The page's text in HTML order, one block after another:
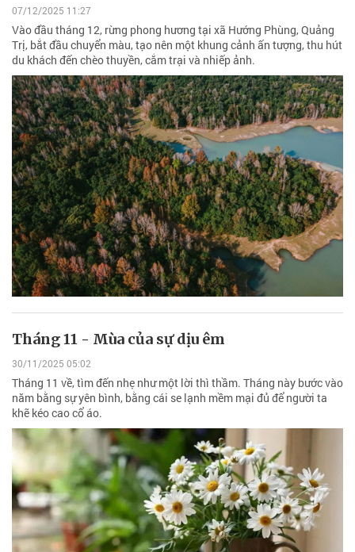
07/12/2025 11:27
Vào đầu tháng 12, rừng phong hương tại xã Hướng Phùng, Quảng
Trị, bắt đầu chuyển màu, tạo nên một khung cảnh ấn tượng, thu hút
du khách đến chèo thuyền, cắm trại và nhiếp ảnh.
Tháng 11 - Mùa của sự dịu êm
30/11/2025 05:02
Tháng 11 về, tìm đến nhẹ như một lời thì thầm. Tháng này bước vào
năm bằng sự yên bình, bằng cái se lạnh mềm mại đủ để người ta
khẽ kéo cao cổ áo.